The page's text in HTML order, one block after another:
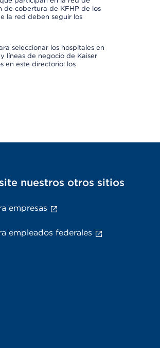
de cobertura de KFHP de los
la red deben seguir los
seleccionar los hospitales en
líneas de negocio de Kaiser
en este directorio: los
nuestros otros sitios
empresas
empleados federales